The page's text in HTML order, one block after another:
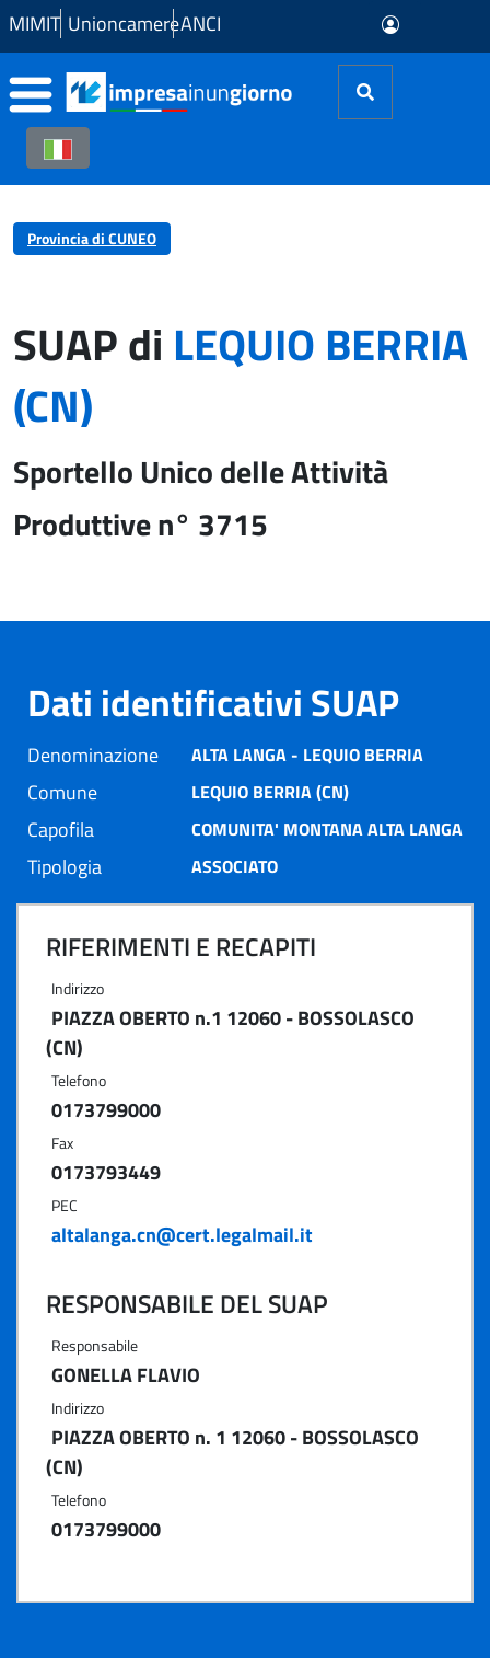
Skip to Main Content
MIMIT UnioncamereANCI
Provincia di CUNEO
SUAP di LEQUIO BERRIA
(CN)
Sportello Unico delle Attività
Produttive n° 3715
Dati identificativi SUAP
Denominazione ALTA LANGA - LEQUIO BERRIA
Comune LEQUIO BERRIA (CN)
Capofila COMUNITA' MONTANA ALTA LANGA
Tipologia ASSOCIATO
RIFERIMENTI E RECAPITI
Indirizzo
PIAZZA OBERTO n.1 12060 - BOSSOLASCO
(CN)
Telefono
0173799000
Fax
0173793449
PEC
altalanga.cn@cert.legalmail.it
RESPONSABILE DEL SUAP
Responsabile
GONELLA FLAVIO
Indirizzo
PIAZZA OBERTO n. 1 12060 - BOSSOLASCO
(CN)
Telefono
0173799000